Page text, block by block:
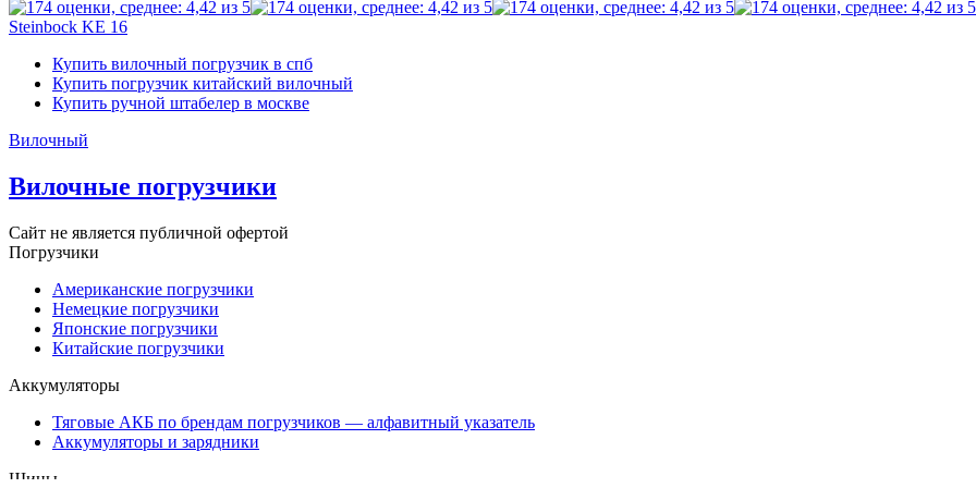
Steinbock KE 16
Купить вилочный погрузчик в спб
Купить погрузчик китайский вилочный
Купить ручной штабелер в москве
Вилочный
Вилочные погрузчики
Сайт не является публичной офертой
Погрузчики
Американские погрузчики
Немецкие погрузчики
Японские погрузчики
Китайские погрузчики
Аккумуляторы
Тяговые АКБ по брендам погрузчиков — алфавитный указатель
Аккумуляторы и зарядники
Шины